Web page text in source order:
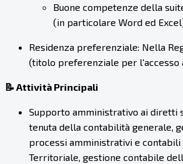
Buone competenze della
(in particolare Word ed
Residenza preferenziale: Nella
(titolo preferenziale per l'accesso
📝 Attività Principali
Supporto amministrativo ai diretti
tenuta della contabilità generale,
processi amministrativi e
Territoriale, gestione contabile